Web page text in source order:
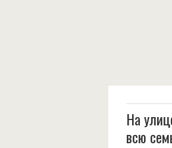
На
всю